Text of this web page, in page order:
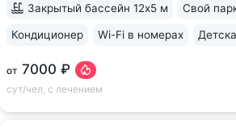
от 7000 ₽
сут/чел, с лечением
Закрытый бассейн 12х5 м Свой
Кондиционер Wi-Fi в номерах